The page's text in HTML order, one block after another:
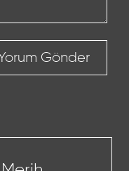
Gönder